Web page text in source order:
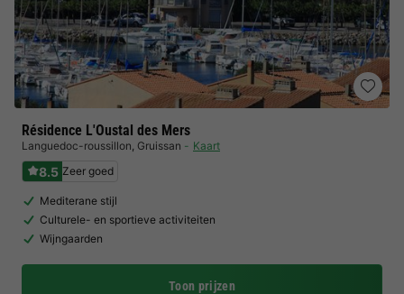
Résidence L'Oustal des Mers
Languedoc-roussillon, Gruissan Kaart
8.5 Zeer goed
Mediterane stijl
Culturele- en sportieve activiteiten
Wijngaarden
Toon prijzen